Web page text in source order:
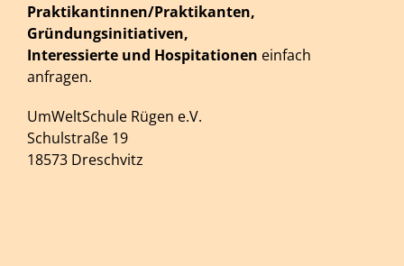
Praktikantinnen/Praktikanten,
Gründungsinitiativen,
Interessierte und Hospitationen einfach
anfragen.
UmWeltSchule Rügen e.V.
Schulstraße 19
18573 Dreschvitz